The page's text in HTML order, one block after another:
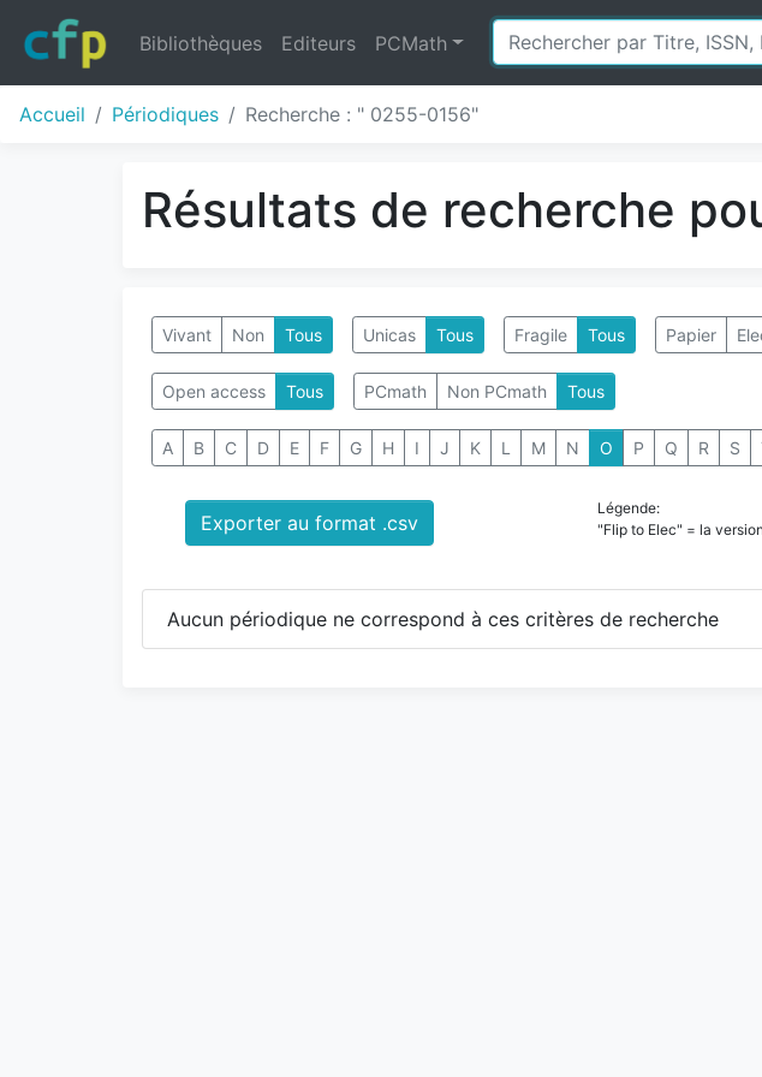
Bibliothèques Editeurs PCMath
Accueil Périodiques Recherche : " 0255-0156"
Résultats de recherche
Vivant Non Tous Unicas Tous Fragile Tous Papier
Open access Tous PCmath Non PCmath Tous
A B C D E F G H I J K L M N O P Q R S
Exporter au format .csv
Légende:
"Flip to Elec" = la
Aucun périodique ne correspond à ces critères de recherche